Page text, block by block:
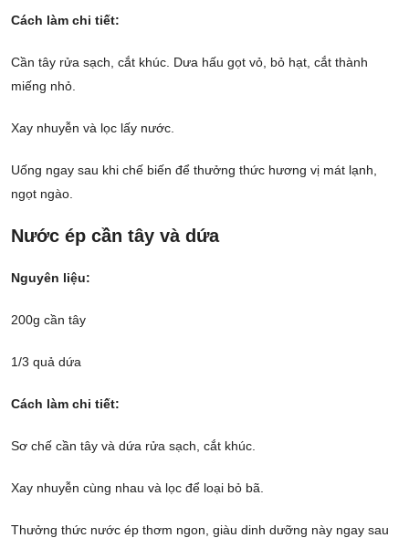
Cách làm chi tiết:
Cần tây rửa sạch, cắt khúc. Dưa hấu gọt vỏ, bỏ hạt, cắt thành
miếng nhỏ.
Xay nhuyễn và lọc lấy nước.
Uống ngay sau khi chế biến để thưởng thức hương vị mát lạnh,
ngọt ngào.
Nước ép cần tây và dứa
Nguyên liệu:
200g cần tây
1/3 quả dứa
Cách làm chi tiết:
Sơ chế cần tây và dứa rửa sạch, cắt khúc.
Xay nhuyễn cùng nhau và lọc để loại bỏ bã.
Thưởng thức nước ép thơm ngon, giàu dinh dưỡng này ngay sau